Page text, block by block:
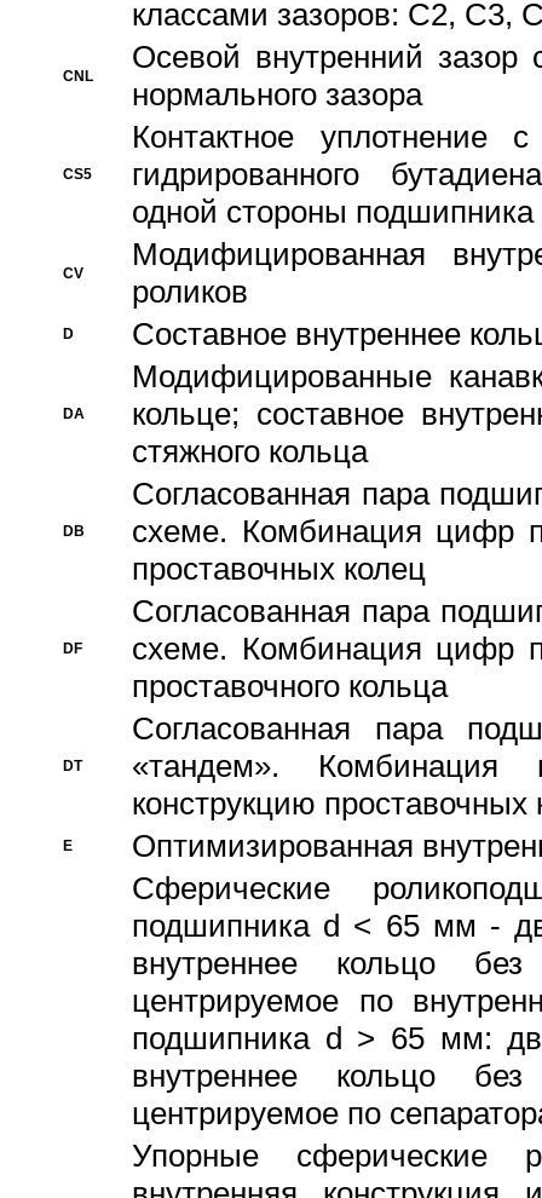
классами зазоров: С2,
CNL
Осевой внутренний зазор
нормального зазора
CS5
Контактное уплотнение
гидрированного
одной стороны подшипника
CV
Модифицированная
роликов
D Составное внутреннее
DA
Модифицированные
кольце; составное
стяжного кольца
DB
Согласованная пара
схеме. Комбинация цифр
проставочных колец
DF
Согласованная пара
схеме. Комбинация цифр
проставочного кольца
DT
Согласованная пара
«тандем».
конструкцию проставочных
E
Оптимизированная
Сферические
подшипника d < 65 мм -
внутреннее кольцо
центрируемое по
подшипника d > 65 мм:
внутреннее кольцо
центрируемое по
Упорные сферические